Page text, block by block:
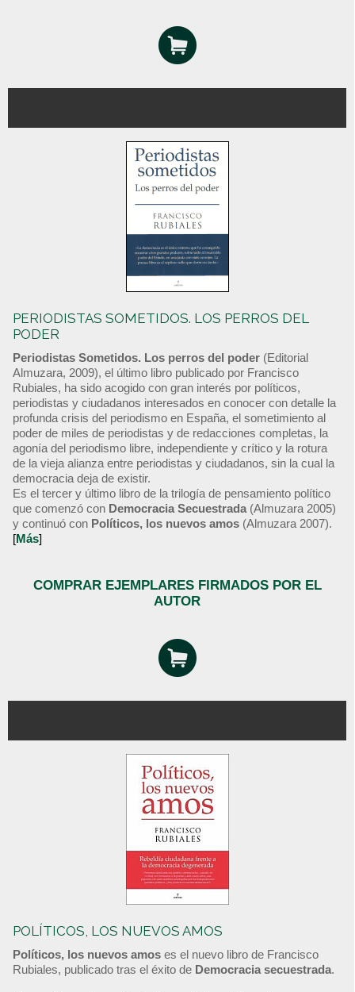
PERIODISTAS SOMETIDOS. LOS PERROS DEL
PODER
Periodistas Sometidos. Los perros del poder (Editorial
Almuzara, 2009), el último libro publicado por Francisco
Rubiales, ha sido acogido con gran interés por políticos,
periodistas y ciudadanos interesados en conocer con detalle la
profunda crisis del periodismo en España, el sometimiento al
poder de miles de periodistas y de redacciones completas, la
agonía del periodismo libre, independiente y crítico y la rotura
de la vieja alianza entre periodistas y ciudadanos, sin la cual la
democracia deja de existir.
Es el tercer y último libro de la trilogía de pensamiento político
que comenzó con Democracia Secuestrada (Almuzara 2005)
y continuó con Políticos, los nuevos amos (Almuzara 2007).
[Más]
COMPRAR EJEMPLARES FIRMADOS POR EL
AUTOR
POLÍTICOS, LOS NUEVOS AMOS
Políticos, los nuevos amos es el nuevo libro de Francisco
Rubiales, publicado tras el éxito de Democracia secuestrada.